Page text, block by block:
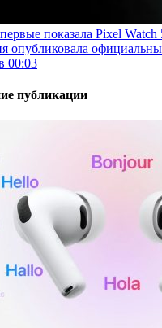
показала Pixel Watch
опубликовала
00:03
публикации